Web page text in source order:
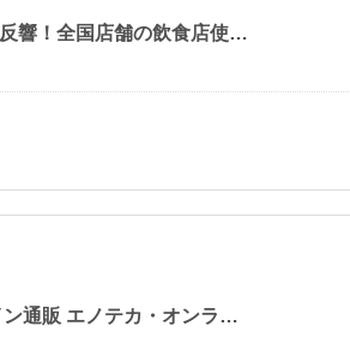
【初回購入】ラジオで大反響！全国店舗の飲食店使用！熊本馬刺【熊本馬刺しドットコム】
ENOTECA Online ワイン通販 エノテカ・オンライン